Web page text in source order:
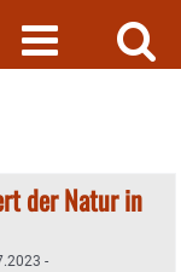
der Natur in
-